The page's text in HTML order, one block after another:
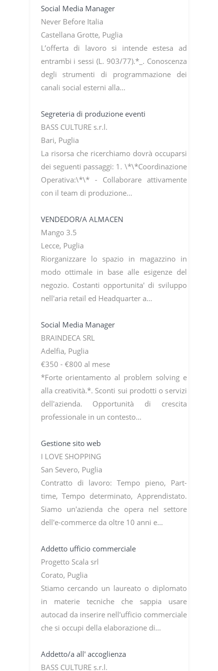
Social Media Manager
Never Before Italia
Castellana Grotte, Puglia
L’offerta di lavoro si intende estesa ad
entrambi i sessi (L. 903/77).*_. Conoscenza
degli strumenti di programmazione dei
canali social esterni alla…
Segreteria di produzione eventi
BASS CULTURE s.r.l.
Bari, Puglia
La risorsa che ricerchiamo dovrà occuparsi
dei seguenti passaggi: 1. \*\*Coordinazione
Operativa:\*\* - Collaborare attivamente
con il team di produzione…
VENDEDOR/A ALMACEN
Mango 3.5
Lecce, Puglia
Riorganizzare lo spazio in magazzino in
modo ottimale in base alle esigenze del
negozio. Costanti opportunita' di sviluppo
nell'aria retail ed Headquarter a…
Social Media Manager
BRAINDECA SRL
Adelfia, Puglia
€350 - €800 al mese
*Forte orientamento al problem solving e
alla creatività.*. Sconti sui prodotti o servizi
dell'azienda. Opportunità di crescita
professionale in un contesto…
Gestione sito web
I LOVE SHOPPING
San Severo, Puglia
Contratto di lavoro: Tempo pieno, Part-
time, Tempo determinato, Apprendistato.
Siamo un'azienda che opera nel settore
dell'e-commerce da oltre 10 anni e…
Addetto ufficio commerciale
Progetto Scala srl
Corato, Puglia
Stiamo cercando un laureato o diplomato
in materie tecniche che sappia usare
autocad da inserire nell'ufficio commerciale
che si occupi della elaborazione di…
Addetto/a all' accoglienza
BASS CULTURE s.r.l.